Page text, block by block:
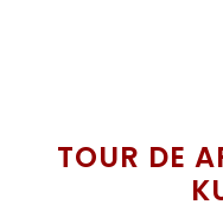
TOUR DE